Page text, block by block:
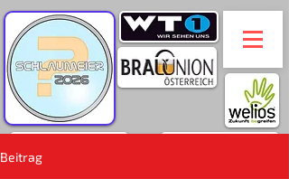
Beitrag